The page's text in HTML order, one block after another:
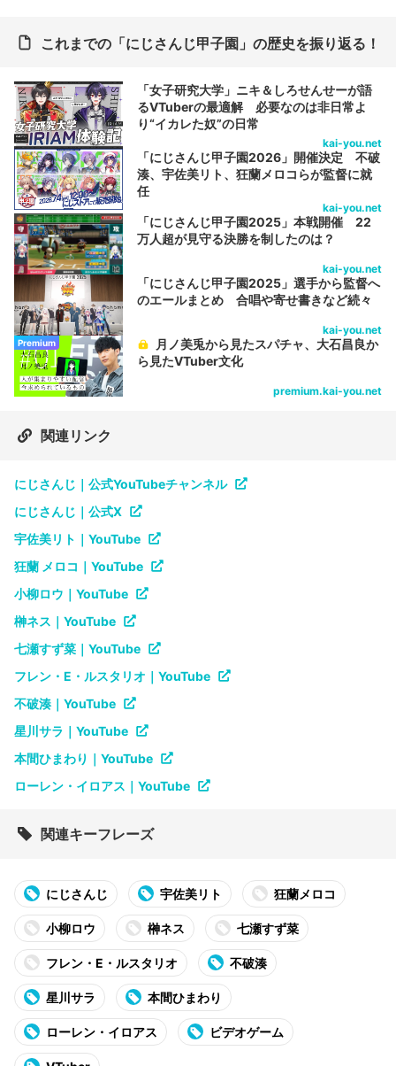
これまでの「にじさんじ甲子園」の歴史を振り返る！
「女子研究大学」ニキ＆しろせんせーが語
るVTuberの最適解 必要なのは非日常よ
り“イカレた奴”の日常
kai-you.net
「にじさんじ甲子園2026」開催決定 不破
湊、宇佐美リト、狂蘭メロコらが監督に就
任
kai-you.net
「にじさんじ甲子園2025」本戦開催 22
万人超が見守る決勝を制したのは？
kai-you.net
「にじさんじ甲子園2025」選手から監督へ
のエールまとめ 合唱や寄せ書きなど続々
kai-you.net
Premium
月ノ美兎から見たスパチャ、大石昌良か
ら見たVTuber文化
premium.kai-you.net
関連リンク
にじさんじ｜公式YouTubeチャンネル
にじさんじ｜公式X
宇佐美リト｜YouTube
狂蘭 メロコ｜YouTube
小柳ロウ｜YouTube
榊ネス｜YouTube
七瀬すず菜｜YouTube
フレン・E・ルスタリオ｜YouTube
不破湊｜YouTube
星川サラ｜YouTube
本間ひまわり｜YouTube
ローレン・イロアス｜YouTube
関連キーフレーズ
にじさんじ 宇佐美リト 狂蘭メロコ
小柳ロウ 榊ネス 七瀬すず菜
フレン・E・ルスタリオ 不破湊
星川サラ 本間ひまわり
ローレン・イロアス ビデオゲーム